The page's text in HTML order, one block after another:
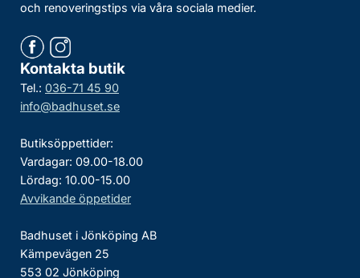
och renoveringstips via våra sociala medier.
Kontakta butik
Tel.: 036-71 45 90
info@badhuset.se
Butiksöppettider:
Vardagar: 09.00-18.00
Lördag: 10.00-15.00
Avvikande öppetider
Badhuset i Jönköping AB
Kämpevägen 25
553 02 Jönköping